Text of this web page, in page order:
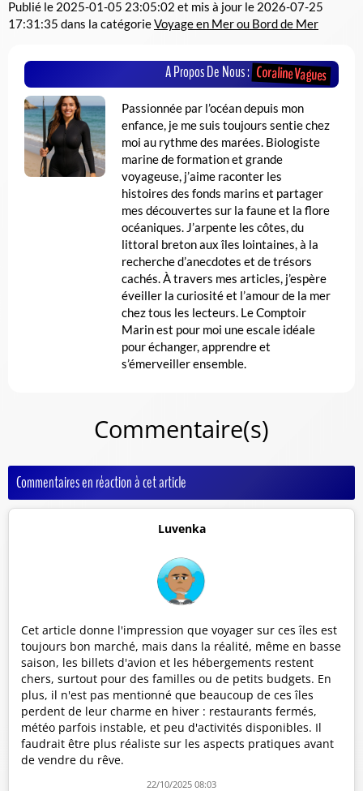
Publié le 2025-01-05 23:05:02 et mis à jour le 2026-07-25
17:31:35 dans la catégorieVoyage en Mer ou Bord de Mer
A Propos De Nous : Coraline Vagues
Passionnée par l’océan depuis mon
enfance, je me suis toujours sentie chez
moi au rythme des marées. Biologiste
marine de formation et grande
voyageuse, j’aime raconter les
histoires des fonds marins et partager
mes découvertes sur la faune et la flore
océaniques. J’arpente les côtes, du
littoral breton aux îles lointaines, à la
recherche d’anecdotes et de trésors
cachés. À travers mes articles, j’espère
éveiller la curiosité et l’amour de la mer
chez tous les lecteurs. Le Comptoir
Marin est pour moi une escale idéale
pour échanger, apprendre et
s’émerveiller ensemble.
Commentaire(s)
Commentaires en réaction à cet article
Luvenka
Cet article donne l'impression que voyager sur ces îles est
toujours bon marché, mais dans la réalité, même en basse
saison, les billets d'avion et les hébergements restent
chers, surtout pour des familles ou de petits budgets. En
plus, il n'est pas mentionné que beaucoup de ces îles
perdent de leur charme en hiver : restaurants fermés,
météo parfois instable, et peu d'activités disponibles. Il
faudrait être plus réaliste sur les aspects pratiques avant
de vendre du rêve.
22/10/2025 08:03